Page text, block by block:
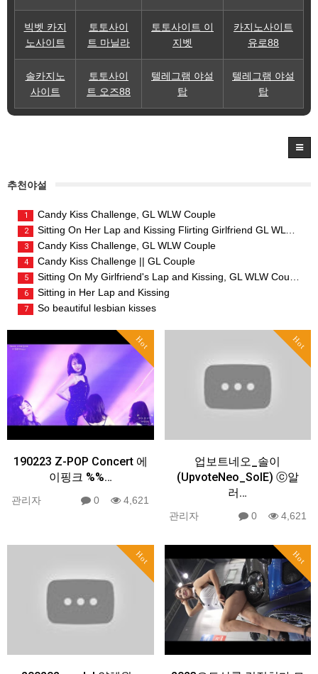
빅벳 카지
노사이트
토토사이
트 마닐라
토토사이트 이
지벳
카지노사이트
유로88
솔카지노
사이트
토토사이
트 오즈88
텔레그램 야설
탑
텔레그램 야설
탑
추천야설
1 Candy Kiss Challenge, GL WLW Couple
2 Sitting On Her Lap and Kissing Flirting Girlfriend GL WLW Couple
3 Candy Kiss Challenge, GL WLW Couple
4 Candy Kiss Challenge || GL Couple
5 Sitting On My Girlfriend's Lap and Kissing, GL WLW Couple
6 Sitting in Her Lap and Kissing
7 So beautiful lesbian kisses
Hot
190223 Z-POP Concert 에
이핑크 %%…
관리자 0 4,621
Hot
업보트네오_솔이
(UpvoteNeo_SolE) ⓒ알
러…
관리자 0 4,621
Hot Hot